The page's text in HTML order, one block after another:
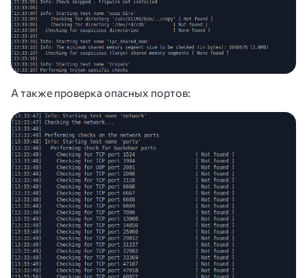
А также проверка опасных портов: